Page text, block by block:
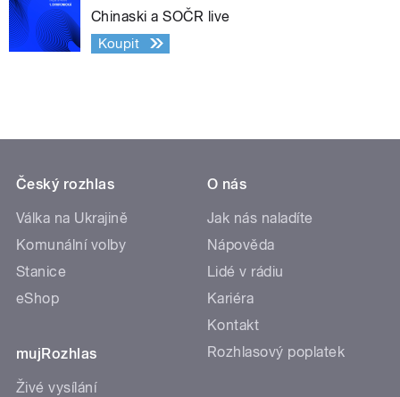
Chinaski a SOČR live
Koupit
Český rozhlas
Válka na Ukrajině
Komunální volby
Stanice
eShop
mujRozhlas
Živé vysílání
O nás
Jak nás naladíte
Nápověda
Lidé v rádiu
Kariéra
Kontakt
Rozhlasový poplatek